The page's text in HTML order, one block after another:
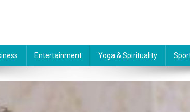
Entertainment Yoga & Spirituality